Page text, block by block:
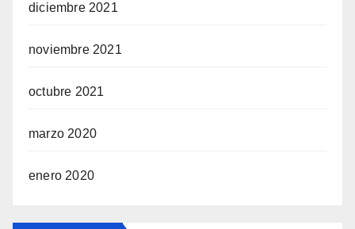
diciembre 2021
noviembre 2021
octubre 2021
marzo 2020
enero 2020